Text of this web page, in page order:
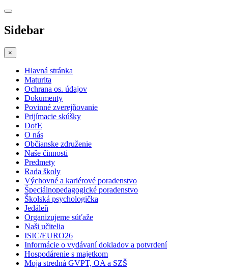
Sidebar
×
Hlavná stránka
Maturita
Ochrana os. údajov
Dokumenty
Povinné zverejňovanie
Prijímacie skúšky
DofE
O nás
Občianske združenie
Naše činnosti
Predmety
Rada školy
Výchovné a kariérové poradenstvo
Špeciálnopedagogické poradenstvo
Školská psychologička
Jedáleň
Organizujeme súťaže
Naši učitelia
ISIC/EURO26
Informácie o vydávaní dokladov a potvrdení
Hospodárenie s majetkom
Moja stredná GVPT, OA a SZŠ